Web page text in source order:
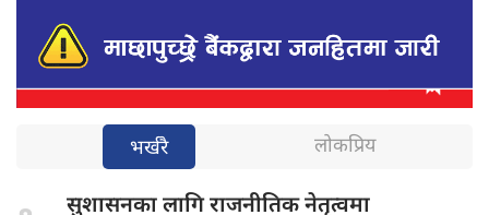
भर्खरै लोकप्रिय
सुशासनका लागिराजनीतिक नेतृत्वमा